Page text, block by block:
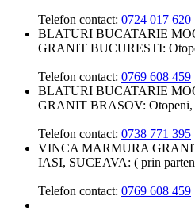
Telefon contact: 0724 017 620
BLATURI BUCATARIE
GRANIT BUCURESTI:
Telefon contact: 0769 608 459
BLATURI BUCATARIE
GRANIT BRASOV: Otopeni,
Telefon contact: 0738 771 395
VINCA MARMURA
IASI, SUCEAVA: ( prin
Telefon contact: 0769 608 459